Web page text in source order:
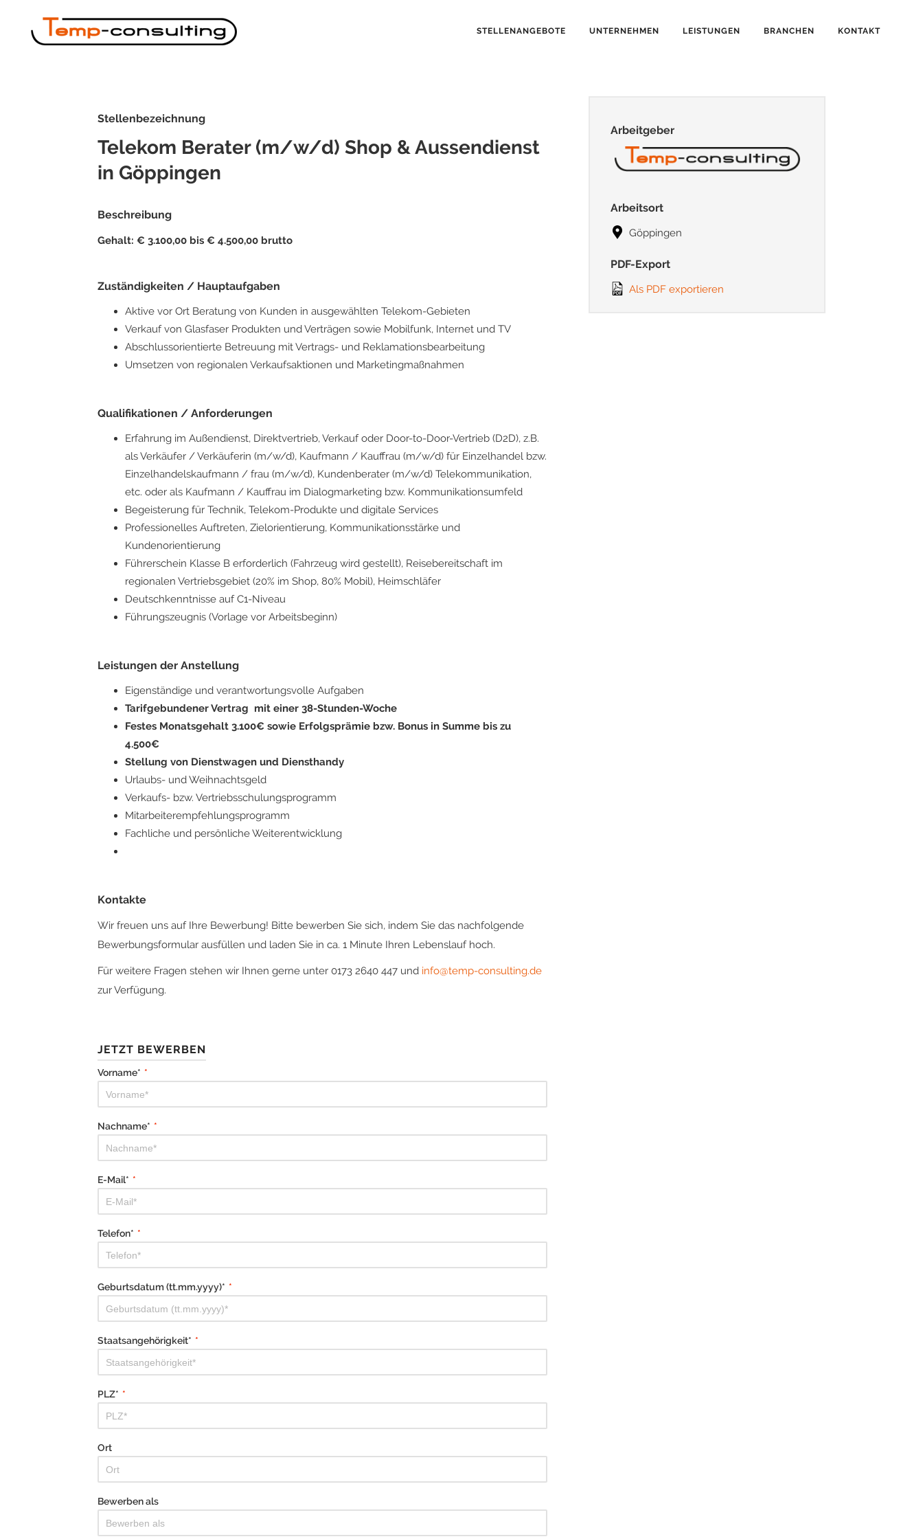
STELLENANGEBOTE UNTERNEHMEN LEISTUNGEN BRANCHEN KONTAKT
Stellenbezeichnung
Telekom Berater (m/w/d) Shop & Aussendienst
in Göppingen
Beschreibung
Gehalt: € 3.100,00 bis € 4.500,00 brutto
Zuständigkeiten / Hauptaufgaben
Aktive vor Ort Beratung von Kunden in ausgewählten Telekom-Gebieten
Verkauf von Glasfaser Produkten und Verträgen sowie Mobilfunk, Internet und TV
Abschlussorientierte Betreuung mit Vertrags- und Reklamationsbearbeitung
Umsetzen von regionalen Verkaufsaktionen und Marketingmaßnahmen
Qualifikationen / Anforderungen
Erfahrung im Außendienst, Direktvertrieb, Verkauf oder Door-to-Door-Vertrieb (D2D), z.B.
als Verkäufer / Verkäuferin (m/w/d), Kaufmann / Kauffrau (m/w/d) für Einzelhandel bzw.
Einzelhandelskaufmann / frau (m/w/d), Kundenberater (m/w/d) Telekommunikation,
etc. oder als Kaufmann / Kauffrau im Dialogmarketing bzw. Kommunikationsumfeld
Begeisterung für Technik, Telekom-Produkte und digitale Services
Professionelles Auftreten, Zielorientierung, Kommunikationsstärke und
Kundenorientierung
Führerschein Klasse B erforderlich (Fahrzeug wird gestellt), Reisebereitschaft im
regionalen Vertriebsgebiet (20% im Shop, 80% Mobil), Heimschläfer
Deutschkenntnisse auf C1-Niveau
Führungszeugnis (Vorlage vor Arbeitsbeginn)
Leistungen der Anstellung
Eigenständige und verantwortungsvolle Aufgaben
Tarifgebundener Vertrag mit einer 38-Stunden-Woche
Festes Monatsgehalt 3.100€ sowie Erfolgsprämie bzw. Bonus in Summe bis zu
4.500€
Stellung von Dienstwagen und Diensthandy
Urlaubs- und Weihnachtsgeld
Verkaufs- bzw. Vertriebsschulungsprogramm
Mitarbeiterempfehlungsprogramm
Fachliche und persönliche Weiterentwicklung
Kontakte
Wir freuen uns auf Ihre Bewerbung! Bitte bewerben Sie sich, indem Sie das nachfolgende
Bewerbungsformular ausfüllen und laden Sie in ca. 1 Minute Ihren Lebenslauf hoch.
Für weitere Fragen stehen wir Ihnen gerne unter 0173 2640 447 und info@temp-consulting.de
zur Verfügung.
JETZT BEWERBEN
Vorname* *
Nachname* *
E-Mail* *
Telefon* *
Geburtsdatum (tt.mm.yyyy)* *
Staatsangehörigkeit* *
PLZ* *
Ort
Bewerben als
Arbeitgeber
Arbeitsort
Göppingen
PDF-Export
Als PDF exportieren